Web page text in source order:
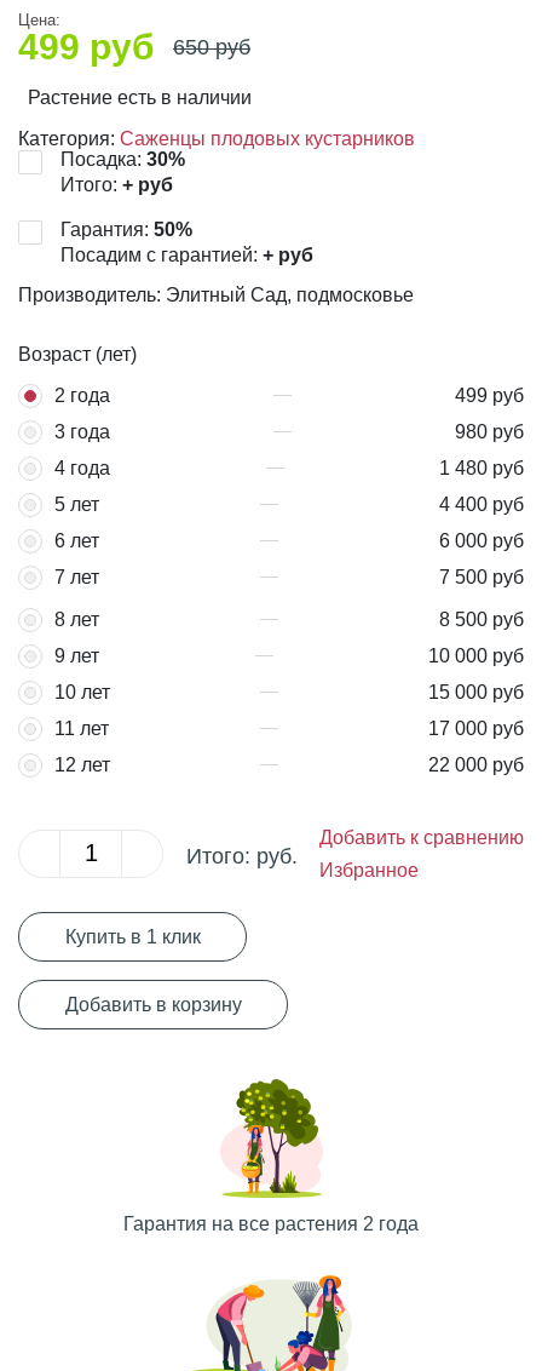
Цена:
499 руб 650руб
Растение есть в наличии
Категория: Саженцы плодовых кустарников
Посадка: 30%
Итого: + руб
Гарантия: 50%
Посадим с гарантией: + руб
Производитель: Элитный Сад, подмосковье
Возраст (лет)
2 года
499 руб
3 года
980 руб
4 года
1 480 руб
5 лет
4 400 руб
6 лет
6 000 руб
7 лет
7 500 руб
8 лет
8 500 руб
9 лет
10 000 руб
10 лет
15 000 руб
11 лет
17 000 руб
12 лет
22 000 руб
Итого: руб.
Добавить к сравнению
Избранное
Купить в 1 клик
Добавить в корзину
Гарантия на все растения 2 года